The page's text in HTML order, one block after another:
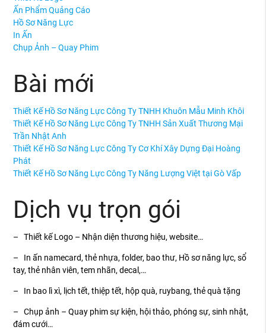
Ấn Phẩm Quảng Cáo
Hồ Sơ Năng Lực
In Ấn
Chụp Ảnh – Quay Phim
Bài mới
Thiết Kế Hồ Sơ Năng Lực Công Ty TNHH Khuôn Mẫu Minh Khôi
Thiết Kế Hồ Sơ Năng Lực Công Ty TNHH Sản Xuất Thương Mại
Trần Nhật Anh
Thiết Kế Hồ Sơ Năng Lực Công Ty Cơ Khí Xây Dựng Đại Hoàng
Phát
Thiết Kế Hồ Sơ Năng Lực Công Ty Năng Lượng Việt tại Gò Vấp
Dịch vụ trọn gói
– Thiết kế Logo – Nhận diện thương hiệu, website…
– In ấn namecard, thẻ nhựa, folder, bao thư, Hồ sơ năng lực, sổ
tay, thẻ nhân viên, tem nhãn, decal,…
– In bao lì xì, lịch tết, thiệp tết, hộp quà, ruybang, thẻ quà tặng
– Chụp ảnh – Quay phim sự kiện, hội thảo, phóng sự, sinh nhật,
đám cưới…